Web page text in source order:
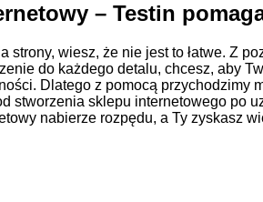
– Testin
strony, wiesz, że nie jest to łatwe. Z
do każdego detalu, chcesz, aby
Dlatego z pomocą przychodzimy
stworzenia sklepu internetowego po
nabierze rozpędu, a Ty zyskasz